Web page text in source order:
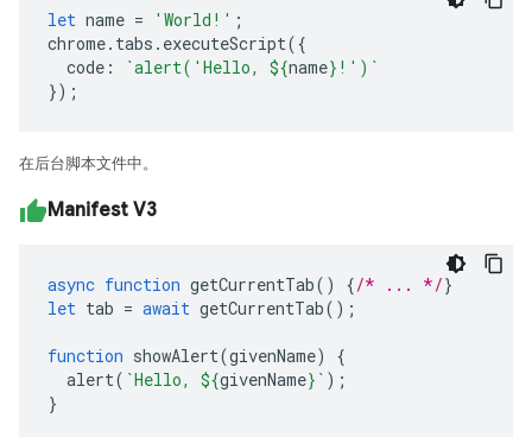
let name = 'World!' ;
chrome. tabs . executeScript({
code : `alert('Hello, ${name} !')`
});
在后台脚本文件中。
Manifest V3
async function getCurrentTab() {/* ... */}
let tab = await getCurrentTab();
function showAlert(givenName)
{
alert( `Hello, ${givenName} ` );
}